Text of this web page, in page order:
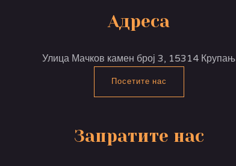
Адреса
Улица Мачков камен број 3, 15314 Крупањ
Посетите нас
Запратите нас